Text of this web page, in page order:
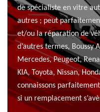
de spécialiste en vitre
autres ; peut
et/ou la réparation de
d’autres termes, Boussy
Mercedes, Peugeot,
KIA, Toyota, Nissan,
connaissons
si un remplacement